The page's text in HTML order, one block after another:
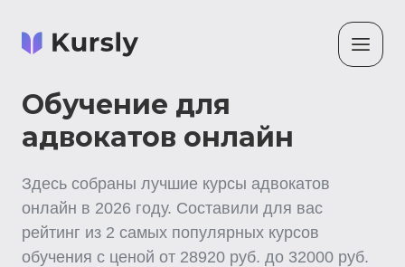
Обучение для
адвокатов онлайн
Здесь собраны лучшие курсы адвокатов
онлайн в 2026 году. Составили для вас
рейтинг из 2 самых популярных курсов
обучения с ценой от 28920 руб. до 32000 руб.